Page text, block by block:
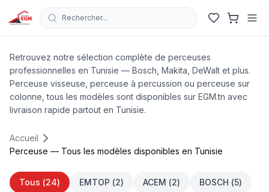
Rechercher...
Retrouvez notre sélection complète de perceuses
professionnelles en Tunisie — Bosch, Makita, DeWalt et plus.
Perceuse visseuse, perceuse à percussion ou perceuse sur
colonne, tous les modèles sont disponibles sur EGM.tn avec
livraison rapide partout en Tunisie.
Accueil
Perceuse — Tous les modèles disponibles en Tunisie
Tous (24) EMTOP (2) ACEM (2) BOSCH (5)